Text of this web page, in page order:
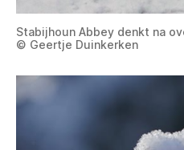
Stabijhoun Abbey denkt na
© Geertje Duinkerken